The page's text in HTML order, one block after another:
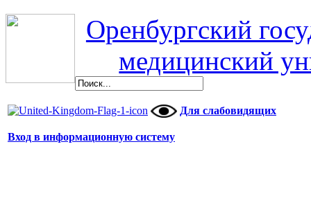
Оренбургский
медицинский
Для слабовидящих
Вход в информационную систему